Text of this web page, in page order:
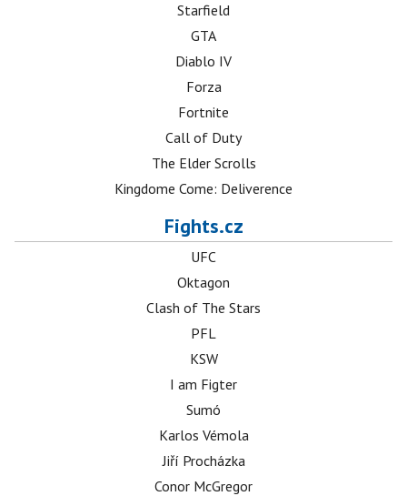
Starfield
GTA
Diablo IV
Forza
Fortnite
Call of Duty
The Elder Scrolls
Kingdome Come: Deliverence
Fights.cz
UFC
Oktagon
Clash of The Stars
PFL
KSW
I am Figter
Sumó
Karlos Vémola
Jiří Procházka
Conor McGregor